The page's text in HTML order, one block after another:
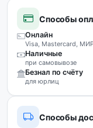
Способы
Онлайн
Visa, Mastercard,
Наличные
при самовывозе
Безнал по счёту
для юрлиц
Способы